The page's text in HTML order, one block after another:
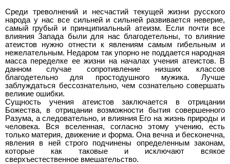
Среди треволнений и несчастий текущей жизни русского
народа у нас все сильней и сильней развивается неверие,
самый грубый и принципиальный атеизм. Если почти все
влияния Запада были для нас благодетельны, то влияние
атеистов нужно отнести к явлениям самым гибельным и
нежелательным. Недаром так упорно не поддается народная
масса переделке ее жизни на началах учения атеистов. В
данном случае сопротивление низших классов
благодетельно для простодушного мужика. Лучше
заблуждаться бессознательно, чем сознательно совершать
великие ошибки.
Сущность учения атеистов заключается в отрицании
Божества, в отрицании возможности бытия совершенного
Разума, а следовательно, и влияния Его на жизнь природы и
человека. Вся вселенная, согласно этому учению, есть
только материя, движение и форма. Она вечна и бесконечна,
явления в ней строго подчинены определенным законам,
которые как таковые и исключают всякое
сверхъестественное вмешательство.